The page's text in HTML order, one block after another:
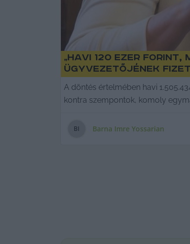
„Havi 120 ezer
ügyvezetőjének
A döntés értelmében havi
kontra szempontok, komoly
BI Barna Imre Yossarian